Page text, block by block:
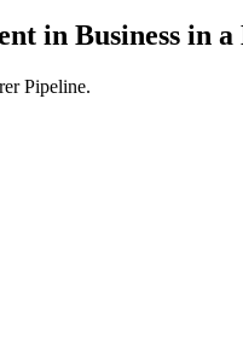
in Business in a
Pipeline.